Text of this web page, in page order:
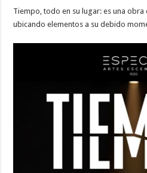
Tiempo, todo en su lugar: es una
ubicando elementos a su debido